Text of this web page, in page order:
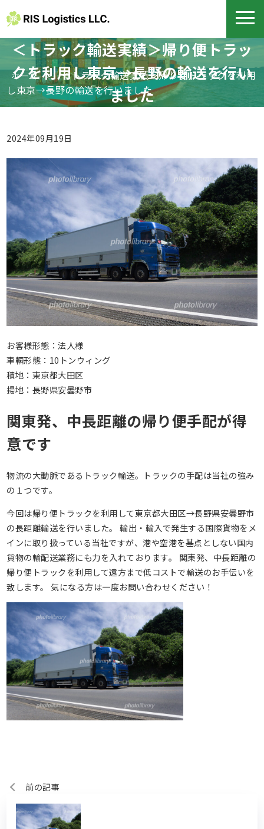
＜トラック輸送実績＞帰り便トラッ
クを利用し東京→長野の輸送を行い
ました
ホーム >
＜トラック輸送実績＞帰り便トラックを利用
し東京→長野の輸送を行いました
2024年09月19日
お客様形態：法人様
車輛形態：10トンウィング
積地：東京都大田区
揚地：長野県安曇野市
関東発、中長距離の帰り便手配が得
意です
物流の大動脈であるトラック輸送。トラックの手配は当社の強み
の１つです。
今回は帰り便トラックを利用して東京都大田区→長野県安曇野市
の長距離輸送を行いました。 輸出・輸入で発生する国際貨物をメ
インに取り扱っている当社ですが、港や空港を基点としない国内
貨物の輸配送業務にも力を入れております。 関東発、中長距離の
帰り便トラックを利用して遠方まで低コストで輸送のお手伝いを
致します。 気になる方は一度お問い合わせください！
前の記事